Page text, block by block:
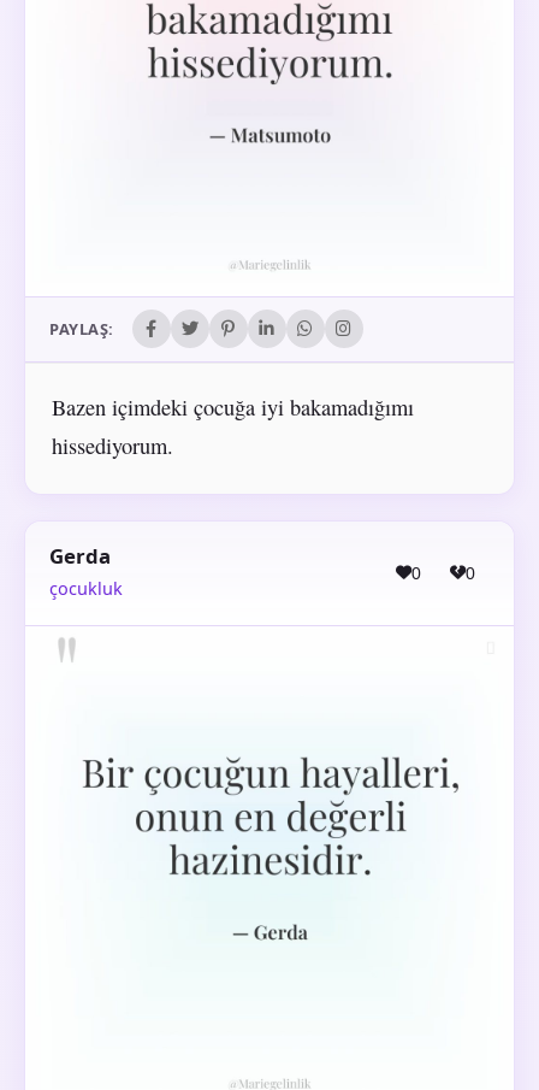
PAYLAŞ:
Bazen içimdeki çocuğa iyi bakamadığımı
hissediyorum.
Gerda
çocukluk
0 0